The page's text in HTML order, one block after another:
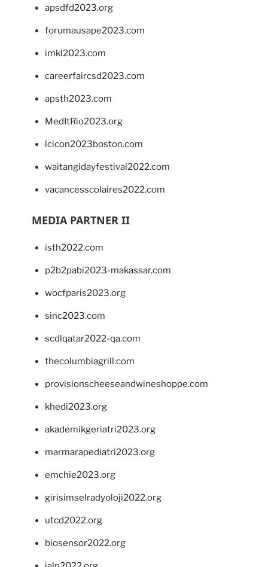
apsdfd2023.org
forumausape2023.com
imkl2023.com
careerfaircsd2023.com
apsth2023.com
MedItRio2023.org
lcicon2023boston.com
waitangidayfestival2022.com
vacancesscolaires2022.com
MEDIA PARTNER II
isth2022.com
p2b2pabi2023-makassar.com
wocfparis2023.org
sinc2023.com
scdlqatar2022-qa.com
thecolumbiagrill.com
provisionscheeseandwineshoppe.com
khedi2023.org
akademikgeriatri2023.org
marmarapediatri2023.org
emchie2023.org
girisimselradyoloji2022.org
utcd2022.org
biosensor2022.org